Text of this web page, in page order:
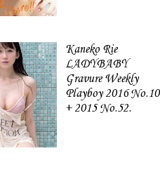
Kaneko Rie
LADYBABY
Gravure Weekly
Playboy 2016 No.10
+ 2015 No.52.